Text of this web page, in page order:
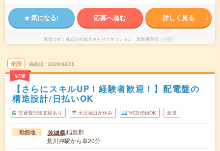
気になる! 応募へ進む 詳しく見る
派遣会社 株式会社綜合キャリアオプション 製造事業部（全国）
未読
NEW
掲載日 2026/08/06
【さらにスキルUP！経験者歓迎！】配電盤の
構造設計/日払いOK
交通費別途支給あり 土日祝日が休み WEB登録OK 派遣
勤務地 茨城県稲敷郡
荒川沖駅から車20分